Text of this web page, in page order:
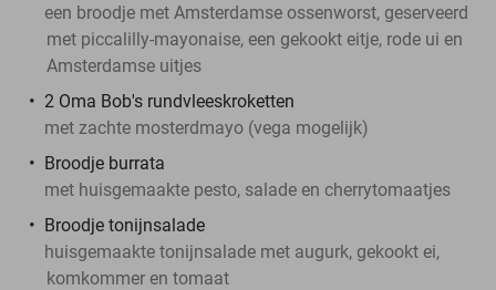
een broodje met Amsterdamse ossenworst, geserveerd
met piccalilly-mayonaise, een gekookt eitje, rode ui en
Amsterdamse uitjes
2 Oma Bob's rundvleeskroketten
met zachte mosterdmayo (vega mogelijk)
Broodje burrata
met huisgemaakte pesto, salade en cherrytomaatjes
Broodje tonijnsalade
huisgemaakte tonijnsalade met augurk, gekookt ei,
komkommer en tomaat